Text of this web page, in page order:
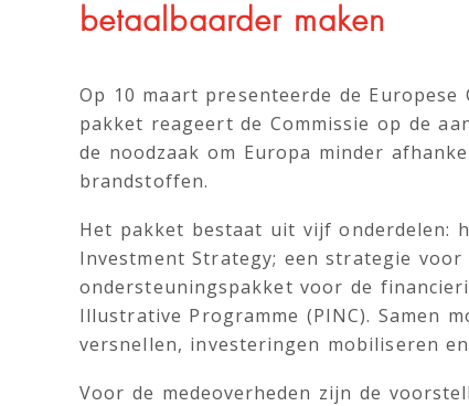
betaalbaarder maken
Op 10 maart presenteerde de
pakket reageert de Commissie op de
de noodzaak om Europa minder
brandstoffen.
Het pakket bestaat uit vijf onderdelen:
Investment Strategy; een strategie voor
ondersteuningspakket voor de
Illustrative Programme (PINC). Samen
versnellen, investeringen mobiliseren
Voor de medeoverheden zijn de